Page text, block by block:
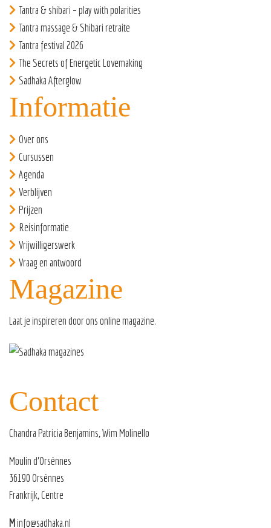
Tantra & shibari – play with polarities
Tantra massage & Shibari retraite
Tantra festival 2026
The Secrets of Energetic Lovemaking
Sadhaka Afterglow
Informatie
Over ons
Cursussen
Agenda
Verblijven
Prijzen
Reisinformatie
Vrijwilligerswerk
Vraag en antwoord
Magazine
Laat je inspireren door ons online magazine.
Contact
Chandra Patricia Benjamins, Wim Molinello
Moulin d’Orsènnes
36190 Orsènnes
Frankrijk, Centre
Minfo@sadhaka.nl